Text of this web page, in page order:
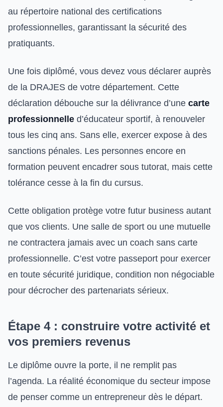
au répertoire national des certifications
professionnelles, garantissant la sécurité des
pratiquants.
Une fois diplômé, vous devez vous déclarer auprès
de la DRAJES de votre département. Cette
déclaration débouche sur la délivrance d’une carte
professionnelle d’éducateur sportif, à renouveler
tous les cinq ans. Sans elle, exercer expose à des
sanctions pénales. Les personnes encore en
formation peuvent encadrer sous tutorat, mais cette
tolérance cesse à la fin du cursus.
Cette obligation protège votre futur business autant
que vos clients. Une salle de sport ou une mutuelle
ne contractera jamais avec un coach sans carte
professionnelle. C’est votre passeport pour exercer
en toute sécurité juridique, condition non négociable
pour décrocher des partenariats sérieux.
Étape 4 : construire votre activité et
vos premiers revenus
Le diplôme ouvre la porte, il ne remplit pas
l’agenda. La réalité économique du secteur impose
de penser comme un entrepreneur dès le départ.